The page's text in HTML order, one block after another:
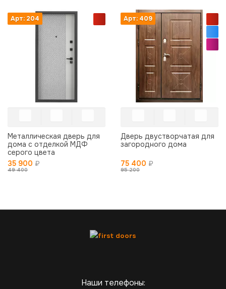
Арт: 204
Металлическая дверь для
дома с отделкой МДФ
серого цвета
35 900 ₽
49 400
Арт: 409
Дверь двустворчатая для
загородного дома
75 400 ₽
95 200
Наши телефоны: